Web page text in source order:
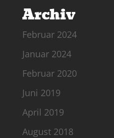
Archiv
Februar 2024
Januar 2024
Februar 2020
Juni 2019
April 2019
August 2018